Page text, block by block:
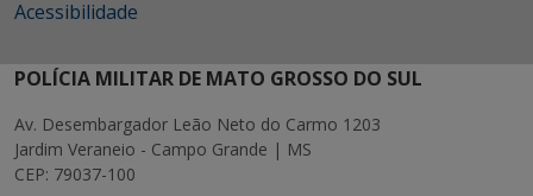
Acessibilidade
POLÍCIA MILITAR DE MATO GROSSO DO SUL
Av. Desembargador Leão Neto do Carmo 1203
Jardim Veraneio - Campo Grande | MS
CEP: 79037-100